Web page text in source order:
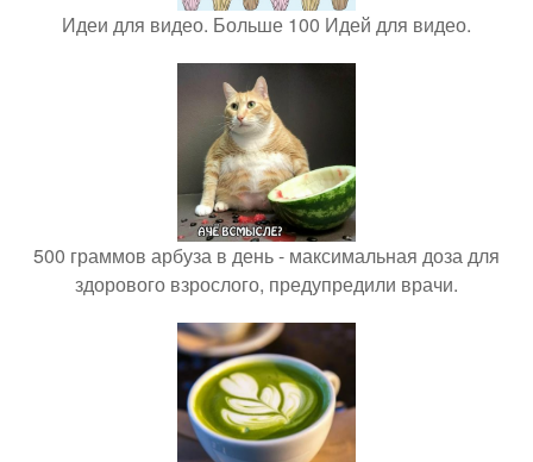
Идеи для видео. Больше 100 Идей для видео.
500 граммов арбуза в день - максимальная доза для
здорового взрослого, предупредили врачи.